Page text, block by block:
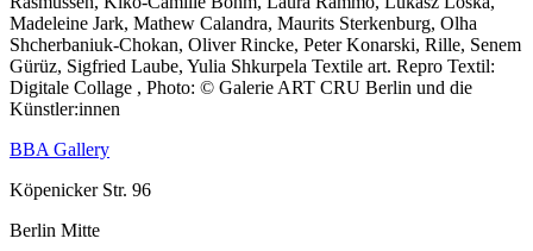
Madeleine Jark, Mathew Calandra, Maurits Sterkenburg, Olha
Shcherbaniuk-Chokan, Oliver Rincke, Peter Konarski, Rille, Senem
Gürüz, Sigfried Laube, Yulia Shkurpela Textile art. Repro Textil:
Digitale Collage , Photo: © Galerie ART CRU Berlin und die
Künstler:innen
BBA Gallery
Köpenicker Str. 96
Berlin Mitte